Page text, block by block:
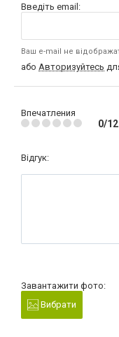
Введіть email:
Ваш e-mail не
або Авторизуйтесь
Впечатления
0/12
Відгук:
Завантажити фото:
Вибрати